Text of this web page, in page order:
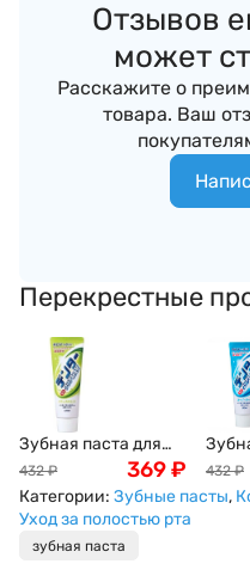
Отзывов
может
Расскажите о
товара. Ваш
Перекрестные
Зубная паста для
защиты от кариеса
с микропудрой
"Натуральная мята"
Dentor Clear Natural
Mint LION, 140 г,
432 ₽ 369₽
с
432 ₽
Категории: Зубные пасты,
Уход за полостью рта
зубная паста